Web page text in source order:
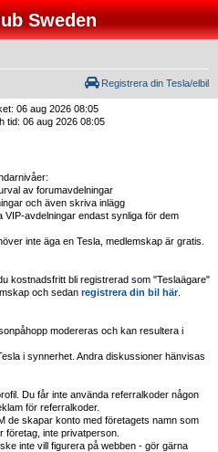
Sweden
Registrera din Tesla/elbil
06 aug 2026 08:05
tid: 06 aug 2026 08:05
av forumavdelningar
och även skriva inlägg
VIP-avdelningar endast synliga för dem
inte äga en Tesla, medlemskap är gratis.
kostnadsfritt bli registrerad som "Teslaägare"
och sedan registrera din bil här.
modereras och kan resultera i
i synnerhet. Andra diskussioner hänvisas
Du får inte använda referralkoder någon
för referralkoder.
de skapar konto med företagets namn som
företag, inte privatperson.
inte vill figurera på webben - gör gärna